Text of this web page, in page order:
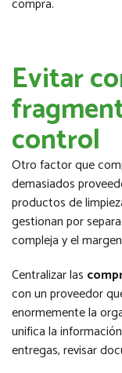
Evitar
control
Otro factor que
demasiados
productos de
gestionan por
compleja y el
Centralizar las
con un proveedor
enormemente la
unifica la
entregas, revisar